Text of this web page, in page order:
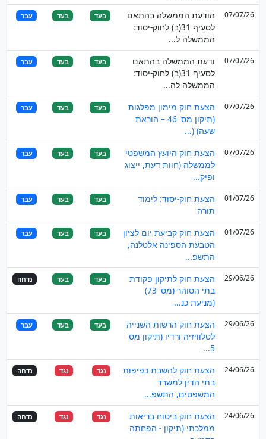
07/07/26
הודעת הממשלה בהתאם
לסעיף 31(ב) לחוק-יסוד:
הממשלה ל...
בעד בעד עבר
07/07/26
ודעת הממשלה בהתאם
לסעיף 31(ב) לחוק-יסוד:
הממשלה לה...
בעד בעד עבר
07/07/26
הצעת חוק מימון מפלגות
(תיקון מס' 46 – הוראת
שעה) (...
בעד בעד עבר
07/07/26
הצעת חוק היועץ המשפטי
לממשלה (חוות דעת, ייצוג
ופיק...
בעד בעד עבר
01/07/26
הצעת חוק-יסוד: לימוד
תורה
בעד בעד עבר
01/07/26
הצעת חוק קביעת יום לציון
הטבעת הספינה אלטלנה,
התשפ...
בעד בעד עבר
29/06/26
הצעת חוק לתיקון פקודת
בתי הסוהר (מס' 73)
(מניעת כנ...
בעד בעד נדחה
29/06/26
הצעת חוק הרשות השנייה
לטלוויזיה ורדיו (תיקון מס'
5...
בעד בעד עבר
24/06/26
הצעת חוק להשבת כפיפות
בתי הדין למשרד
המשפטים, התשפ...
נגד נגד נדחה
24/06/26
הצעת חוק ביטוח בריאות
ממלכתי (תיקון - הפחתה
נגד נגד נדחה